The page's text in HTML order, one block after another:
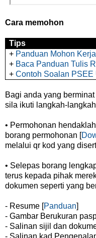
Cara memohon
Tips
+ Panduan Mohon
+ Baca Panduan Tulis
+Contoh Soalan
Bagi anda yang
sila ikuti langkah-
• Permohonan
borang permohonan [
melalui qr kod yang
• Selepas borang
terus kepada pihak
dokumen seperti yang
- Resume [Panduan]
- Gambar Berukuran
- Salinan sijil dan
- Salinan kad